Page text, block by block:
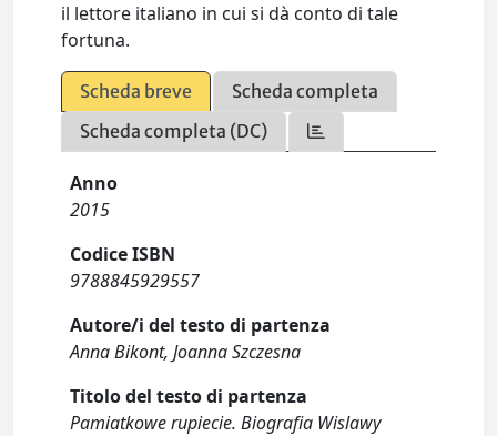
il lettore italiano in cui si dà conto di tale
fortuna.
Scheda breve
Scheda completa
Scheda completa (DC)
Anno
2015
Codice ISBN
9788845929557
Autore/i del testo di partenza
Anna Bikont, Joanna Szczesna
Titolo del testo di partenza
Pamiatkowe rupiecie. Biografia Wislawy